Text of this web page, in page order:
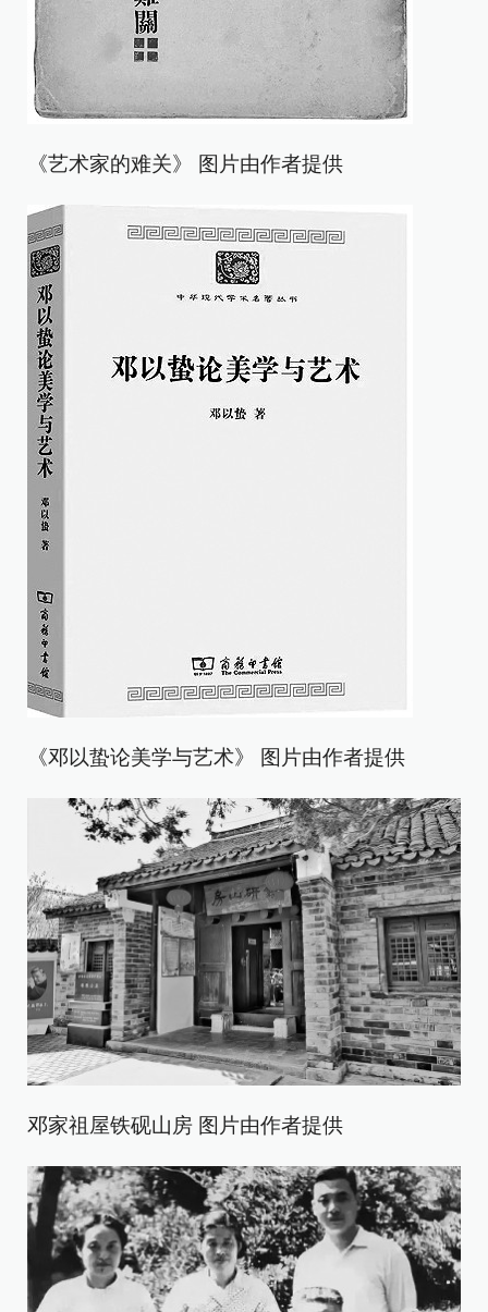
《艺术家的难关》 图片由作者提供
《邓以蛰论美学与艺术》 图片由作者提供
邓家祖屋铁砚山房 图片由作者提供